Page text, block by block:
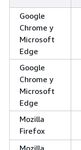
Google
Chrome y
Microsoft
Edge
Google
Chrome y
Microsoft
Edge
Mozilla
Firefox
Mozilla